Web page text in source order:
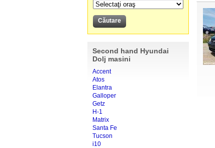
Second hand Hyundai
Dolj masini
Accent
Atos
Elantra
Galloper
Getz
H-1
Matrix
Santa Fe
Tucson
i10